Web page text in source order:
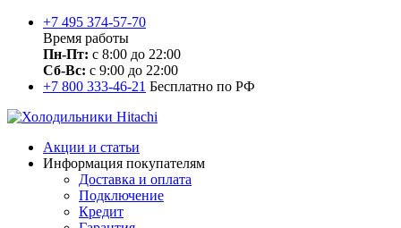
+7 495 374-57-70
Время работы
Пн-Пт: с 8:00 до 22:00
Сб-Вс: с 9:00 до 22:00
+7 800 333-46-21 Бесплатно по РФ
Акции и статьи
Информация покупателям
Доставка и оплата
Подключение
Кредит